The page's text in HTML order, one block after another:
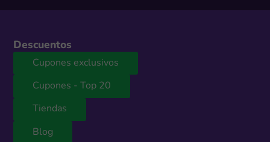
Descuentos
Cupones exclusivos
Cupones - Top 20
Tiendas
Blog